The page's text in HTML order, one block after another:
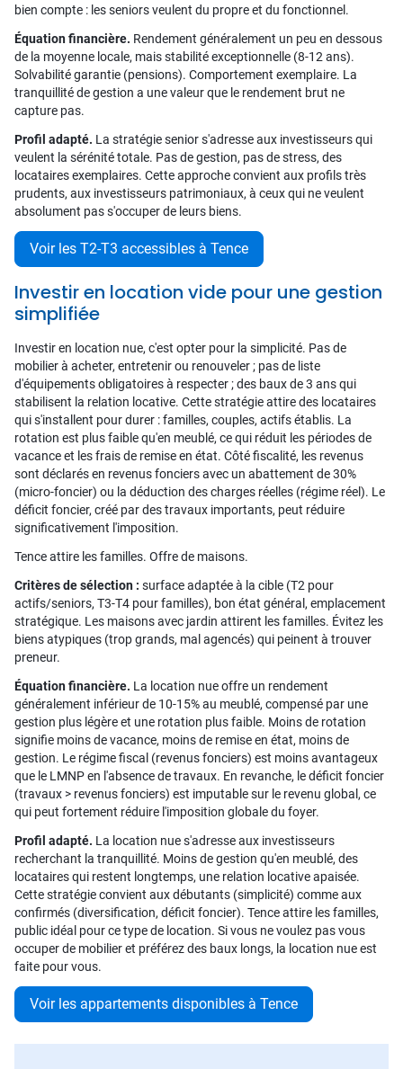
bien compte : les seniors veulent du propre et du fonctionnel.
Équation financière. Rendement généralement un peu en dessous
de la moyenne locale, mais stabilité exceptionnelle (8-12 ans).
Solvabilité garantie (pensions). Comportement exemplaire. La
tranquillité de gestion a une valeur que le rendement brut ne
capture pas.
Profil adapté. La stratégie senior s'adresse aux investisseurs qui
veulent la sérénité totale. Pas de gestion, pas de stress, des
locataires exemplaires. Cette approche convient aux profils très
prudents, aux investisseurs patrimoniaux, à ceux qui ne veulent
absolument pas s'occuper de leurs biens.
Voir les T2-T3 accessibles à Tence
Investir en location vide pour une gestion
simplifiée
Investir en location nue, c'est opter pour la simplicité. Pas de
mobilier à acheter, entretenir ou renouveler ; pas de liste
d'équipements obligatoires à respecter ; des baux de 3 ans qui
stabilisent la relation locative. Cette stratégie attire des locataires
qui s'installent pour durer : familles, couples, actifs établis. La
rotation est plus faible qu'en meublé, ce qui réduit les périodes de
vacance et les frais de remise en état. Côté fiscalité, les revenus
sont déclarés en revenus fonciers avec un abattement de 30%
(micro-foncier) ou la déduction des charges réelles (régime réel). Le
déficit foncier, créé par des travaux importants, peut réduire
significativement l'imposition.
Tence attire les familles. Offre de maisons.
Critères de sélection : surface adaptée à la cible (T2 pour
actifs/seniors, T3-T4 pour familles), bon état général, emplacement
stratégique. Les maisons avec jardin attirent les familles. Évitez les
biens atypiques (trop grands, mal agencés) qui peinent à trouver
preneur.
Équation financière. La location nue offre un rendement
généralement inférieur de 10-15% au meublé, compensé par une
gestion plus légère et une rotation plus faible. Moins de rotation
signifie moins de vacance, moins de remise en état, moins de
gestion. Le régime fiscal (revenus fonciers) est moins avantageux
que le LMNP en l'absence de travaux. En revanche, le déficit foncier
(travaux > revenus fonciers) est imputable sur le revenu global, ce
qui peut fortement réduire l'imposition globale du foyer.
Profil adapté. La location nue s'adresse aux investisseurs
recherchant la tranquillité. Moins de gestion qu'en meublé, des
locataires qui restent longtemps, une relation locative apaisée.
Cette stratégie convient aux débutants (simplicité) comme aux
confirmés (diversification, déficit foncier). Tence attire les familles,
public idéal pour ce type de location. Si vous ne voulez pas vous
occuper de mobilier et préférez des baux longs, la location nue est
faite pour vous.
Voir les appartements disponibles à Tence